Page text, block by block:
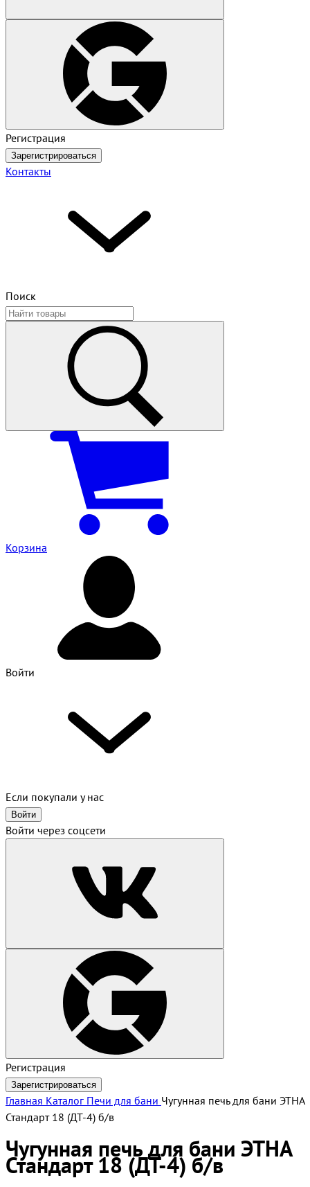
Регистрация
Зарегистрироваться
Контакты
Поиск
Корзина
Войти
Если покупали у нас
Войти
Войти через соцсети
Регистрация
Зарегистрироваться
Главная Каталог Печи для бани Чугунная печь для бани ЭТНА
Стандарт 18 (ДТ-4) б/в
Чугунная печь для бани ЭТНА
Стандарт 18 (ДТ-4) б/в